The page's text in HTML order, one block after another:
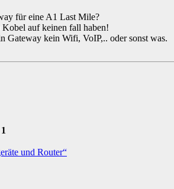
für eine A1 Last Mile?
Kobel auf keinen fall haben!
Gateway kein Wifi, VoIP,.. oder sonst was.
1
und Router“